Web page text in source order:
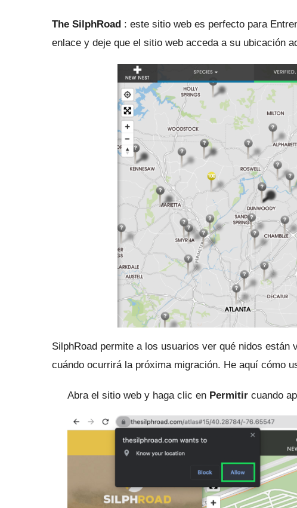
The SilphRoad : este sitio web es perfecto para
enlace y deje que el sitio web acceda a su ubicación
SilphRoad permite a los usuarios ver qué nidos
cuándo ocurrirá la próxima migración. He aquí cómo
Abra el sitio web y haga clic en Permitir cuando